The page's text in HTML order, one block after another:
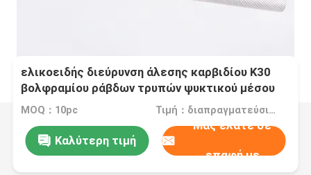
ελικοειδής διεύρυνση άλεσης καρβιδίου K30
βολφραμίου ράβδων τρυπών ψυκτικού μέσου
μήκους 100mm
MOQ：10pc Τιμή：διαπραγματεύσιμα
Καλύτερη τιμή
Μας ελάτε σε
επαφή με